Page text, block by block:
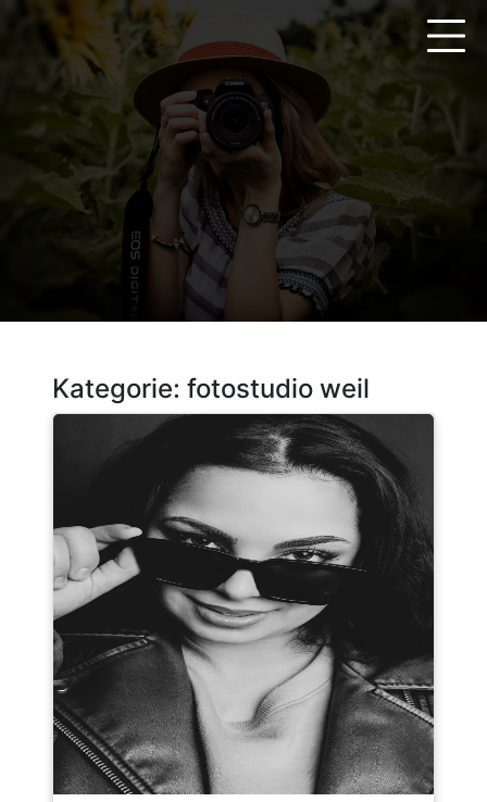
springen
Kategorie: fotostudio weil